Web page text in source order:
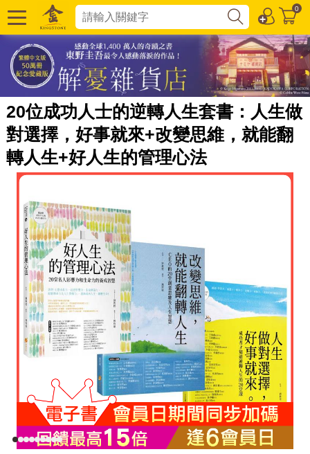
0
20位成功人士的逆轉人生套書：人生做
對選擇，好事就來+改變思維，就能翻
轉人生+好人生的管理心法